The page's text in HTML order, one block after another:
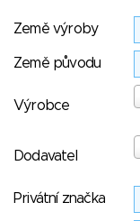
Země výroby
Země původu
Výrobce
Dodavatel
Privátní značka